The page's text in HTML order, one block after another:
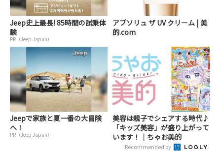
Jeep史上最長! 85時間の試乗体
験
PR（Jeep Japan）
アプソリュ ザ UV クリーム | 美
的.com
Jeepで家族と夏一番の大冒険
へ！
PR（Jeep Japan）
美容は親子でシェアする時代♪
「キッズ美容」が盛り上がって
います！｜ちゃお美的
Recommended by